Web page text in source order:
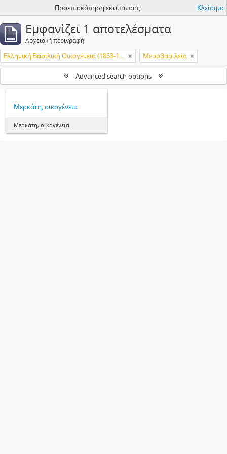
Προεπισκόπηση εκτύπωσης Κλείσιμο
Εμφανίζει 1 αποτελέσματα
Αρχειακή περιγραφή
Ελληνική Βασιλική Οικογένεια (1863-1974) Μεσοβασιλεία
Advanced search options
Μερκάτη, οικογένεια
Μερκάτη, οικογένεια